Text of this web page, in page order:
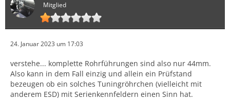
Mitglied
24. Januar 2023 um 17:03
verstehe... komplette Rohrführungen sind also nur 44mm.
Also kann in dem Fall einzig und allein ein Prüfstand
bezeugen ob ein solches Tuningröhrchen (vielleicht mit
anderem ESD) mit Serienkennfeldern einen Sinn hat.